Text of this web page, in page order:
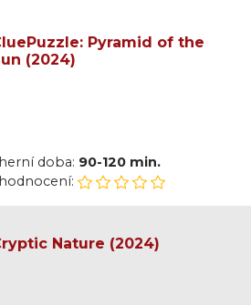
Pyramid of the
(2024)
herní doba: 90-120 min.
hodnocení:
Nature (2024)